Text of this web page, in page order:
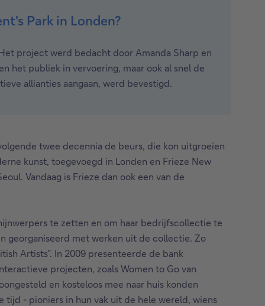
Park in Londen?
project werd bedacht door Amanda Sharp en
het publiek in vervoering, maar ook al snel de
allianties aangaan, werd bevestigd.
twee decennia de beurs, die kon uitgroeien
kunst, toegevoegd in Londen en Frieze New
Vandaag is Frieze dan ook een van de
te zetten en om haar bedrijfscollectie te
georganiseerd met werken uit de collectie. Zo
Artists”. In 2009 presenteerde de bank
projecten, zoals Women to Go van
en kosteloos mee naar huis konden
tijd - pioniers in hun vak uit de hele wereld, wiens